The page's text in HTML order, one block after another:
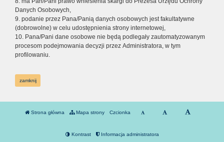
Danych Osobowych,
9. podanie przez Pana/Panią danych osobowych jest fakultatywne
(dobrowolne) w celu udostępnienia strony internetowej,
10. Pana/Pani dane osobowe nie będą podlegały zautomatyzowanym
procesom podejmowania decyzji przez Administratora, w tym
profilowaniu.
zamknij
Strona główna Mapa strony Czcionka
Kontrast Informacja administratora